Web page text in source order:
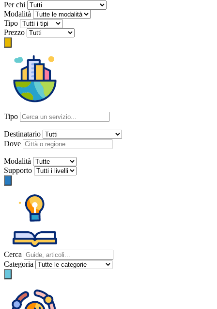
Per chi
Modalità
Tipo
Prezzo
Tipo
Destinatario
Dove
Modalità
Supporto
Cerca
Categoria